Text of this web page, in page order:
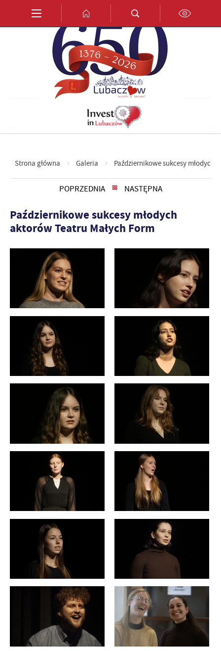
Przejdź do wyszukiwarki.
Przejdź do ustawień wielkości czcionki.
Włącz wersję kontrastową strony.
Strona główna Galeria Październikowe sukcesy młodych
POPRZEDNIA NASTĘPNA
Październikowe sukcesy młodych
aktorów Teatru Małych Form